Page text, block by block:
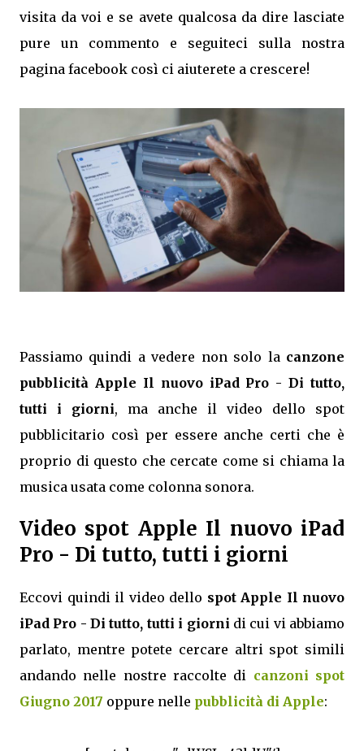
visita da voi e se avete qualcosa da dire lasciate
pure un commento e seguiteci sulla nostra
pagina facebook così ci aiuterete a crescere!
Passiamo quindi a vedere non solo la canzone
pubblicità Apple Il nuovo iPad Pro - Di tutto,
tutti i giorni, ma anche il video dello spot
pubblicitario così per essere anche certi che è
proprio di questo che cercate come si chiama la
musica usata come colonna sonora.
Video spot Apple Il nuovo iPad
Pro - Di tutto, tutti i giorni
Eccovi quindi il video dello spot Apple Il nuovo
iPad Pro - Di tutto, tutti i giorni di cui vi abbiamo
parlato, mentre potete cercare altri spot simili
andando nelle nostre raccolte di canzoni spot
Giugno 2017 oppure nelle pubblicità di Apple: